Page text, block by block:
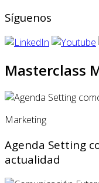
Síguenos
Masterclass
Marketing
Agenda Setting
actualidad